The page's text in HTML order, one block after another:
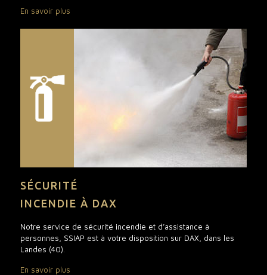
En savoir plus
SÉCURITÉ
INCENDIE À DAX
Notre service de sécurité incendie et d’assistance à
personnes, SSIAP est à votre disposition sur DAX, dans les
Landes (40).
En savoir plus